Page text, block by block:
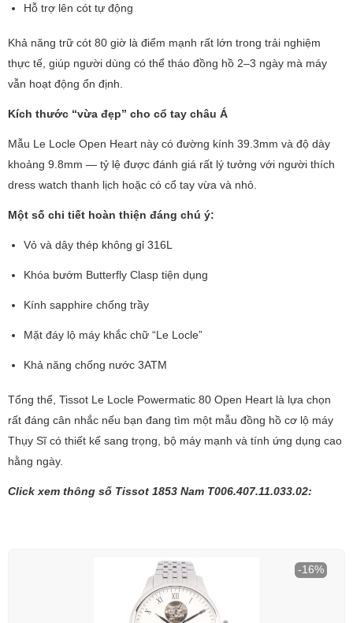
Hỗ trợ lên cót tự động
Khả năng trữ cót 80 giờ là điểm mạnh rất lớn trong trải nghiệm
thực tế, giúp người dùng có thể tháo đồng hồ 2–3 ngày mà máy
vẫn hoạt động ổn định.
Kích thước “vừa đẹp” cho cổ tay châu Á
Mẫu Le Locle Open Heart này có đường kính 39.3mm và độ dày
khoảng 9.8mm — tỷ lệ được đánh giá rất lý tưởng với người thích
dress watch thanh lịch hoặc có cổ tay vừa và nhỏ.
Một số chi tiết hoàn thiện đáng chú ý:
Vỏ và dây thép không gỉ 316L
Khóa bướm Butterfly Clasp tiện dụng
Kính sapphire chống trầy
Mặt đáy lộ máy khắc chữ “Le Locle”
Khả năng chống nước 3ATM
Tổng thể, Tissot Le Locle Powermatic 80 Open Heart là lựa chọn
rất đáng cân nhắc nếu bạn đang tìm một mẫu đồng hồ cơ lộ máy
Thụy Sĩ có thiết kế sang trọng, bộ máy mạnh và tính ứng dụng cao
hằng ngày.
Click xem thông số Tissot 1853 Nam T006.407.11.033.02:
-16%